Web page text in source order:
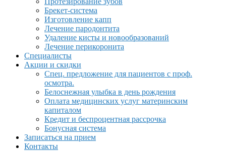
Брекет-система
Изготовление капп
Лечение пародонтита
Удаление кисты и новообразований
Лечение перикоронита
Специалисты
Акции и скидки
Спец. предложение для пациентов с проф.
осмотра.
Белоснежная улыбка в день рождения
Оплата медицинских услуг материнским
капиталом
Кредит и беспроцентная рассрочка
Бонусная система
Записаться на прием
Контакты